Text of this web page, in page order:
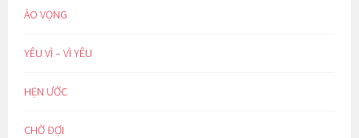
ẢO VỌNG
YÊU VÌ – VÌ YÊU
HẸN ƯỚC
CHỜ ĐỢI